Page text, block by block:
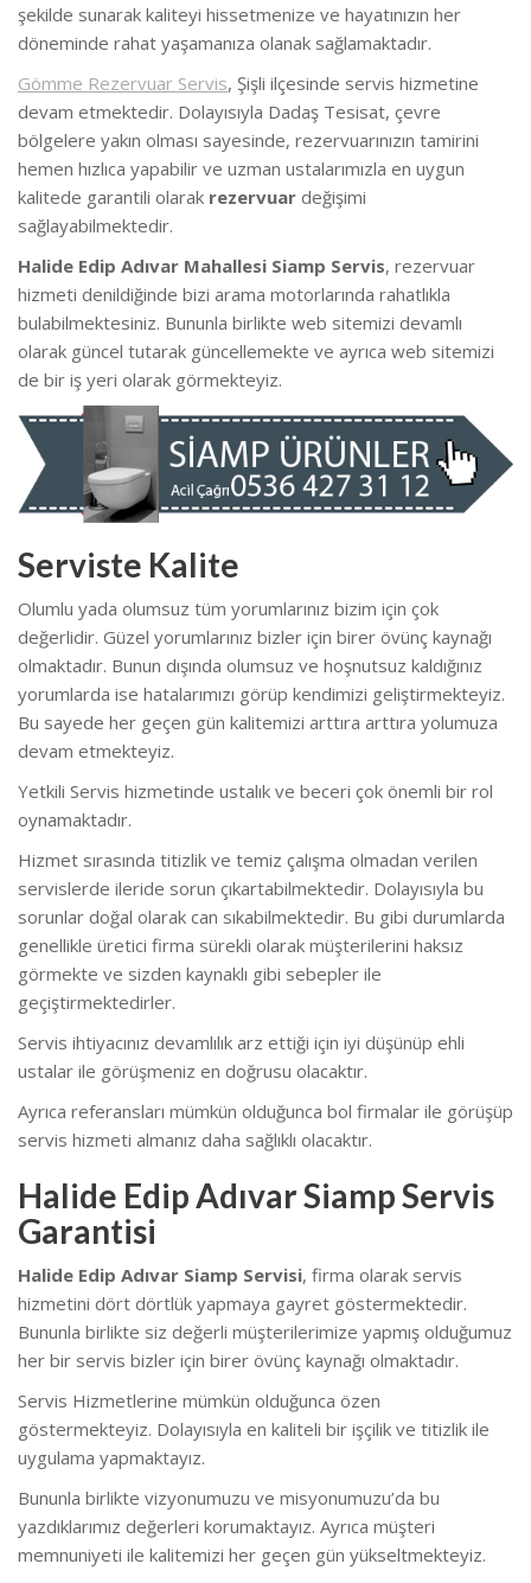
şekilde sunarak kaliteyi hissetmenize ve hayatınızın her
döneminde rahat yaşamanıza olanak sağlamaktadır.
Gömme Rezervuar Servis, Şişli ilçesinde servis hizmetine
devam etmektedir. Dolayısıyla Dadaş Tesisat, çevre
bölgelere yakın olması sayesinde, rezervuarınızın tamirini
hemen hızlıca yapabilir ve uzman ustalarımızla en uygun
kalitede garantili olarak rezervuar değişimi
sağlayabilmektedir.
Halide Edip Adıvar Mahallesi Siamp Servis, rezervuar
hizmeti denildiğinde bizi arama motorlarında rahatlıkla
bulabilmektesiniz. Bununla birlikte web sitemizi devamlı
olarak güncel tutarak güncellemekte ve ayrıca web sitemizi
de bir iş yeri olarak görmekteyiz.
Serviste Kalite
Olumlu yada olumsuz tüm yorumlarınız bizim için çok
değerlidir. Güzel yorumlarınız bizler için birer övünç kaynağı
olmaktadır. Bunun dışında olumsuz ve hoşnutsuz kaldığınız
yorumlarda ise hatalarımızı görüp kendimizi geliştirmekteyiz.
Bu sayede her geçen gün kalitemizi arttıra arttıra yolumuza
devam etmekteyiz.
Yetkili Servis hizmetinde ustalık ve beceri çok önemli bir rol
oynamaktadır.
Hizmet sırasında titizlik ve temiz çalışma olmadan verilen
servislerde ileride sorun çıkartabilmektedir. Dolayısıyla bu
sorunlar doğal olarak can sıkabilmektedir. Bu gibi durumlarda
genellikle üretici firma sürekli olarak müşterilerini haksız
görmekte ve sizden kaynaklı gibi sebepler ile
geçiştirmektedirler.
Servis ihtiyacınız devamlılık arz ettiği için iyi düşünüp ehli
ustalar ile görüşmeniz en doğrusu olacaktır.
Ayrıca referansları mümkün olduğunca bol firmalar ile görüşüp
servis hizmeti almanız daha sağlıklı olacaktır.
Halide Edip Adıvar Siamp Servis
Garantisi
Halide Edip Adıvar Siamp Servisi, firma olarak servis
hizmetini dört dörtlük yapmaya gayret göstermektedir.
Bununla birlikte siz değerli müşterilerimize yapmış olduğumuz
her bir servis bizler için birer övünç kaynağı olmaktadır.
Servis Hizmetlerine mümkün olduğunca özen
göstermekteyiz. Dolayısıyla en kaliteli bir işçilik ve titizlik ile
uygulama yapmaktayız.
Bununla birlikte vizyonumuzu ve misyonumuzu’da bu
yazdıklarımız değerleri korumaktayız. Ayrıca müşteri
memnuniyeti ile kalitemizi her geçen gün yükseltmekteyiz.